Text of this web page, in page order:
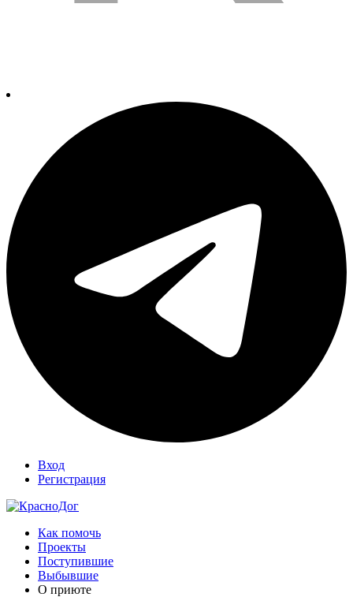
Вход
Регистрация
Как помочь
Проекты
Поступившие
Выбывшие
О приюте